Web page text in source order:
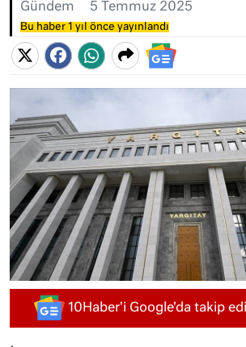
Gündem 5 Temmuz 2025
Bu haber 1 yıl önce yayınlandı
10Haber'i Google'da takip